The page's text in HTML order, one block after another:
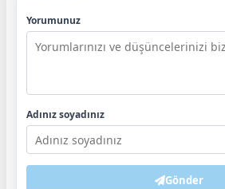
Yorumunuz
Adınız soyadınız
Gönder